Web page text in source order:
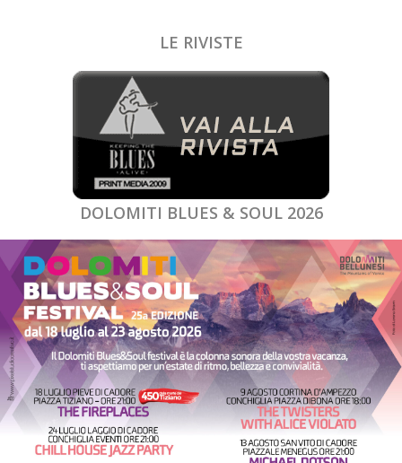
LE RIVISTE
DOLOMITI BLUES & SOUL 2026